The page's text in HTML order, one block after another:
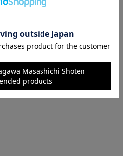
カートに入れる
あとで買う
あります